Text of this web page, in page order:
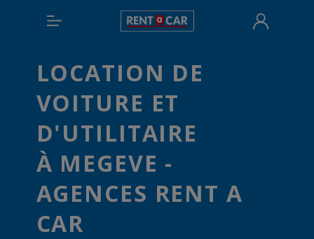
LOCATION DE
VOITURE ET
D'UTILITAIRE
À MEGEVE -
AGENCES RENT A
CAR